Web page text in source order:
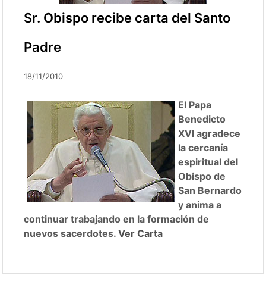
Sr. Obispo recibe carta del Santo
Padre
18/11/2010
El Papa
Benedicto
XVI agradece
la cercanía
espiritual del
Obispo de
San Bernardo
y anima a
continuar trabajando en la formación de
nuevos sacerdotes.Ver Carta